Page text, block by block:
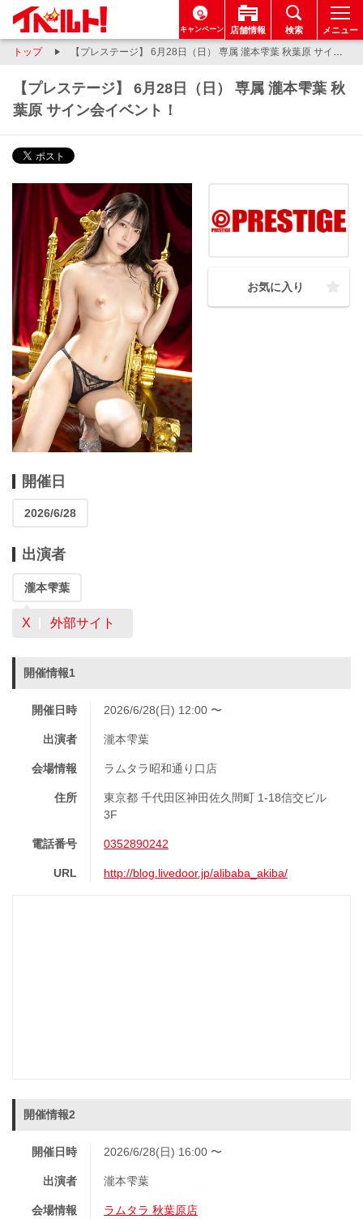
キャンペーン 店舗情報 検索 メニュー
トップ 【プレステージ】 6月28日（日） 専属 瀧本雫葉 秋葉原 サイン会イベント！
【プレステージ】 6月28日（日） 専属 瀧本雫葉 秋
葉原 サイン会イベント！
お気に入り
開催日
2026/6/28
出演者
瀧本雫葉
X 外部サイト
開催情報1
開催日時 2026/6/28(日) 12:00 〜
出演者 瀧本雫葉
会場情報 ラムタラ昭和通り口店
住所
東京都 千代田区神田佐久間町 1-18信交ビル
3F
電話番号 0352890242
URL http://blog.livedoor.jp/alibaba_akiba/
開催情報2
開催日時 2026/6/28(日) 16:00 〜
出演者 瀧本雫葉
会場情報 ラムタラ 秋葉原店